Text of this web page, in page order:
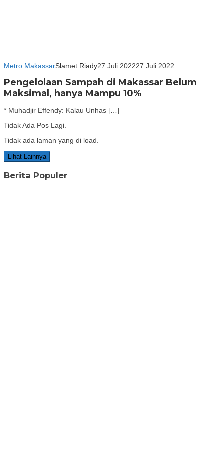
Metro MakassarSlamet Riady27 Juli 202227 Juli 2022
Pengelolaan Sampah di Makassar Belum
Maksimal, hanya Mampu 10%
* Muhadjir Effendy: Kalau Unhas […]
Tidak Ada Pos Lagi.
Tidak ada laman yang di load.
Lihat Lainnya
Berita Populer